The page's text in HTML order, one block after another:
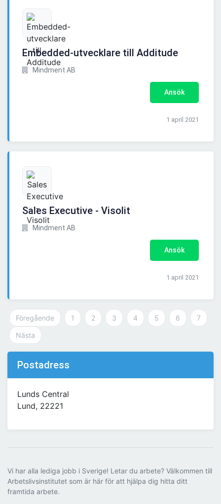
Embedded-utvecklare till Additude
Mindment AB
Ansök
1 april 2021
Sales Executive - Visolit
Mindment AB
Ansök
1 april 2021
Föregående 1 2 3 4 5 6 7
Nästa
Postadress
Lunds Central
Lund, 22221
Vi har alla lediga jobb i Sverige! Letar du arbete? Välkommen till
Arbetslivsinstitutet som är här för att hjälpa dig hitta ditt
framtida arbete.